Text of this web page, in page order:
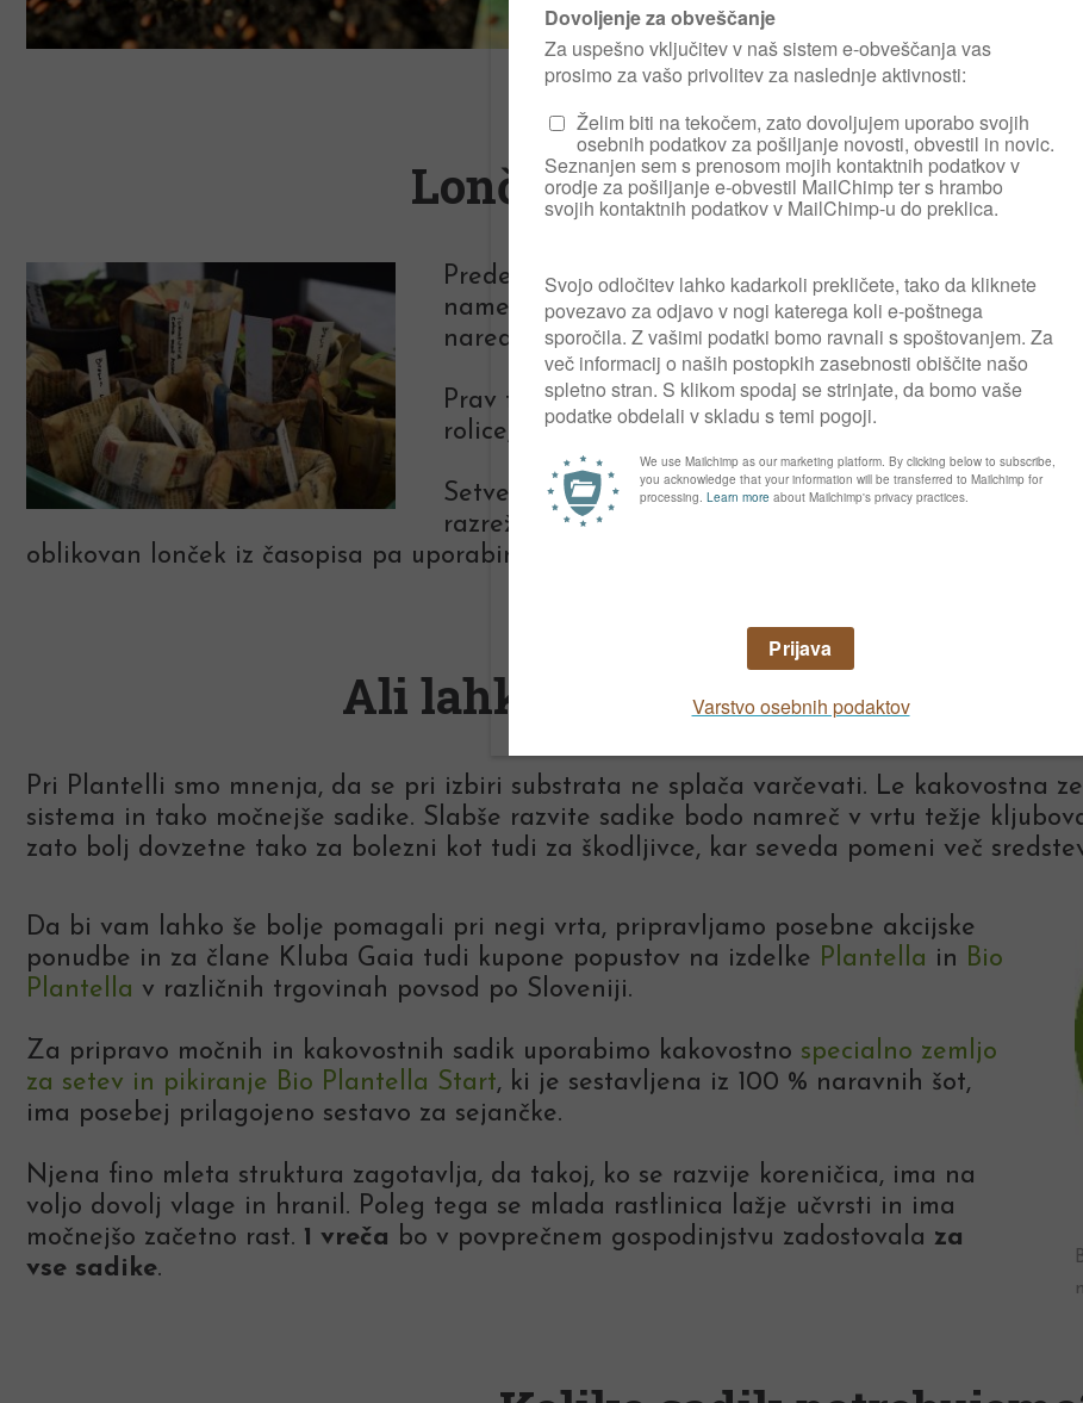
prilagojena potrebam krhkih mladih
doma priskrbimo primerne pogoje za rast.
Lončke za sadike pripravimo
Preden se odpravimo v trgovino kupit setvene
namen recikliramo doma. Za vzgojo sadik lahko
naredimo luknjice.
Prav tako so uporabne banjice sladoleda, ali še
rolice, ki ostanejo od papirnatih brisač ali
Setvene lončke lahko pripravimo tudi iz starega
razrežemo na kose, ga zmočimo in ovijemo okoli
oblikovan lonček iz časopisa pa uporabimo za naše sadike. Tako pripravljen lonček
Ali lahko privarčujemo pri izbiri
Pri Plantelli smo mnenja, da se pri izbiri substrata ne splača varčevati. Le kakovostna
sistema in tako močnejše sadike. Slabše razvite sadike bodo namreč v vrtu težje
zato bolj dovzetne tako za bolezni kot tudi za škodljivce, kar seveda pomeni več
Da bi vam lahko še bolje pomagali pri negi vrta, pripravljamo posebne akcijske
ponudbe in za člane Kluba Gaia tudi kupone popustov na izdelke Plantella in Bio
Plantella v različnih trgovinah povsod po Sloveniji.
Za pripravo močnih in kakovostnih sadik uporabimo kakovostno specialno zemljo
za setev in pikiranje Bio Plantella Start, ki je sestavljena iz 100 % naravnih šot,
ima posebej prilagojeno sestavo za sejančke.
Njena fino mleta struktura zagotavlja, da takoj, ko se razvije koreničica, ima na
voljo dovolj vlage in hranil. Poleg tega se mlada rastlinica lažje učvrsti in ima
močnejšo začetno rast. 1 vreča bo v povprečnem gospodinjstvu zadostovala za
vse sadike.